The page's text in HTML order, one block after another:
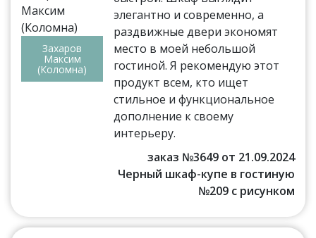
Захаров
Максим
(Коломна)
элегантно и современно, а
раздвижные двери экономят
место в моей небольшой
гостиной. Я рекомендую этот
продукт всем, кто ищет
стильное и функциональное
дополнение к своему
интерьеру.
заказ №3649 от 21.09.2024
Черный шкаф-купе в гостиную
№209 с рисунком